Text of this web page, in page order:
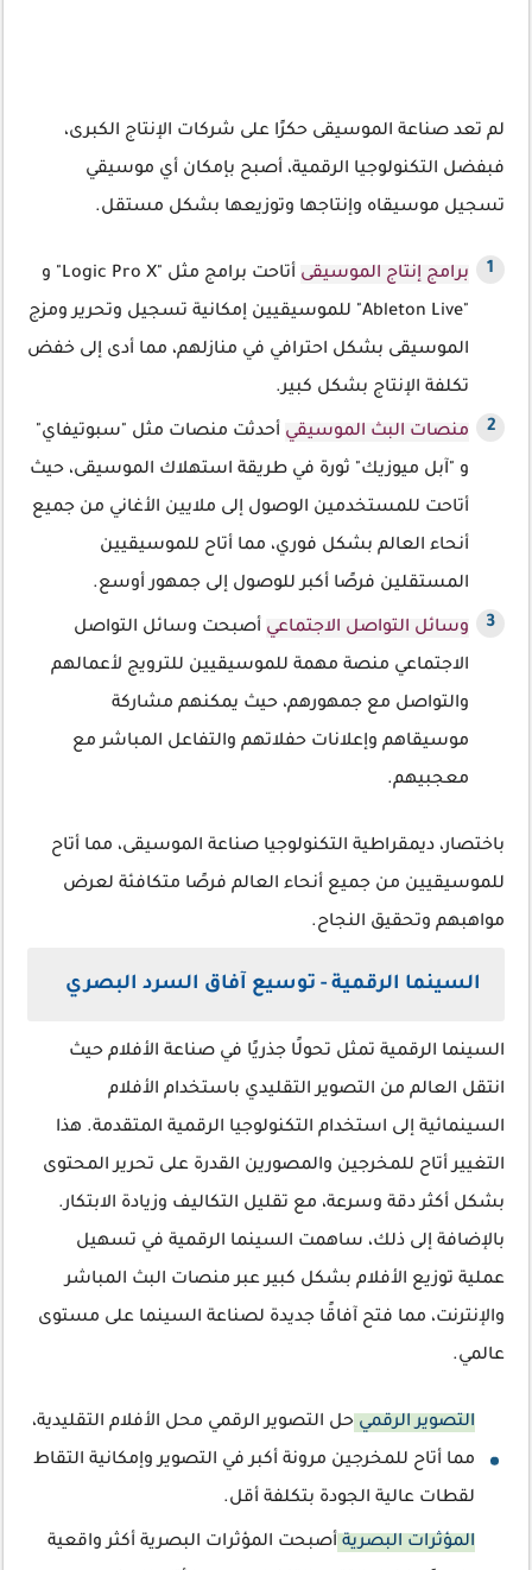
لم تعد صناعة الموسيقى حكرًا على شركات الإنتاج الكبرى،
فبفضل التكنولوجيا الرقمية، أصبح بإمكان أي موسيقي
تسجيل موسيقاه وإنتاجها وتوزيعها بشكل مستقل.
برامج إنتاج الموسيقى
أتاحت برامج مثل "Logic Pro X" و
"Ableton Live" للموسيقيين إمكانية تسجيل وتحرير ومزج
الموسيقى بشكل احترافي في منازلهم، مما أدى إلى خفض
تكلفة الإنتاج بشكل كبير.
منصات البث الموسيقي أحدثت منصات مثل "سبوتيفاي"
و "آبل ميوزيك" ثورة في طريقة استهلاك الموسيقى، حيث
أتاحت للمستخدمين الوصول إلى ملايين الأغاني من جميع
أنحاء العالم بشكل فوري، مما أتاح للموسيقيين
المستقلين فرصًا أكبر للوصول إلى جمهور أوسع.
وسائل التواصل الاجتماعي أصبحت وسائل التواصل
الاجتماعي منصة مهمة للموسيقيين للترويج لأعمالهم
والتواصل مع جمهورهم، حيث يمكنهم مشاركة
موسيقاهم وإعلانات حفلاتهم والتفاعل المباشر مع
معجبيهم.
باختصار، ديمقراطية التكنولوجيا صناعة الموسيقى، مما أتاح
للموسيقيين من جميع أنحاء العالم فرصًا متكافئة لعرض
مواهبهم وتحقيق النجاح.
السينما الرقمية - توسيع آفاق السرد البصري
السينما الرقمية تمثل تحولًا جذريًا في صناعة الأفلام حيث
انتقل العالم من التصوير التقليدي باستخدام الأفلام
السينمائية إلى استخدام التكنولوجيا الرقمية المتقدمة. هذا
التغيير أتاح للمخرجين والمصورين القدرة على تحرير المحتوى
بشكل أكثر دقة وسرعة، مع تقليل التكاليف وزيادة الابتكار.
بالإضافة إلى ذلك، ساهمت السينما الرقمية في تسهيل
عملية توزيع الأفلام بشكل كبير عبر منصات البث المباشر
والإنترنت، مما فتح آفاقًا جديدة لصناعة السينما على مستوى
عالمي.
التصوير الرقمي حل التصوير الرقمي محل الأفلام التقليدية،
مما أتاح للمخرجين مرونة أكبر في التصوير وإمكانية التقاط
لقطات عالية الجودة بتكلفة أقل.
المؤثرات البصرية أصبحت المؤثرات البصرية أكثر واقعية